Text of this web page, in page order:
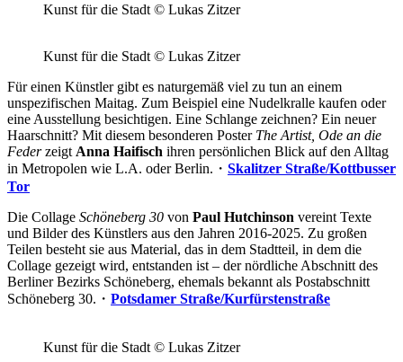
Kunst für die Stadt © Lukas Zitzer
Kunst für die Stadt © Lukas Zitzer
Für einen Künstler gibt es naturgemäß viel zu tun an einem
unspezifischen Maitag. Zum Beispiel eine Nudelkralle kaufen oder
eine Ausstellung besichtigen. Eine Schlange zeichnen? Ein neuer
Haarschnitt? Mit diesem besonderen Poster The Artist, Ode an die
Federzeigt Anna Haifisch ihren persönlichen Blick auf den Alltag
in Metropolen wie L.A. oder Berlin.・ Skalitzer Straße/Kottbusser
Tor
Die Collage Schöneberg 30 von Paul Hutchinson vereint Texte
und Bilder des Künstlers aus den Jahren 2016-2025. Zu großen
Teilen besteht sie aus Material, das in dem Stadtteil, in dem die
Collage gezeigt wird, entstanden ist – der nördliche Abschnitt des
Berliner Bezirks Schöneberg, ehemals bekannt als Postabschnitt
Schöneberg 30.・ Potsdamer Straße/Kurfürstenstraße
Kunst für die Stadt © Lukas Zitzer